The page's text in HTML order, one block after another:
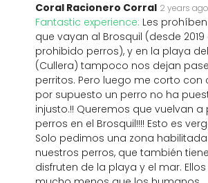
Coral Racionero Corral 2 years ago
Fantastic experience: Les
que vayan al Brosquil (desde 2019
prohibido perros), y en la playa
(Cullera) tampoco nos dejan
perritos. Pero luego me corto con
por supuesto un perro no ha
injusto.!! Queremos que vuelvan a
perros en el Brosquil!!!! Esto es
Solo pedimos una zona
nuestros perros, que también
disfruten de la playa y el mar.